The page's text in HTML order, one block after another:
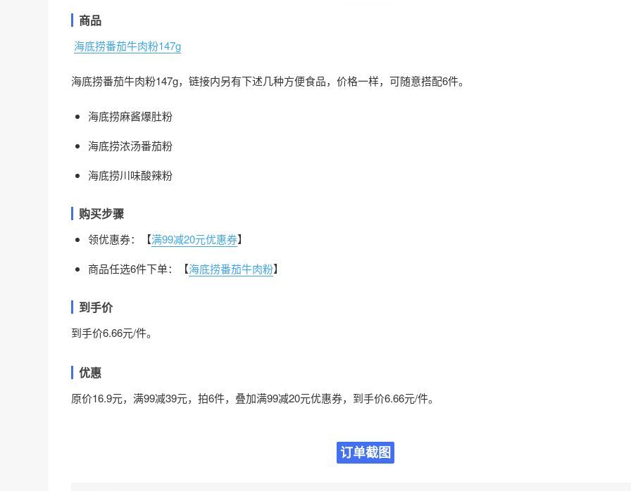
商品
海底捞番茄牛肉粉147g
海底捞番茄牛肉粉147g，链接内另有下述几种方便食品，价格一样，可随意搭配6件。
海底捞麻酱爆肚粉
海底捞浓汤番茄粉
海底捞川味酸辣粉
购买步骤
领优惠券：【满99减20元优惠券】
商品任选6件下单：【海底捞番茄牛肉粉】
到手价
到手价6.66元/件。
优惠
原价16.9元，满99减39元，拍6件，叠加满99减20元优惠券，到手价6.66元/件。
订单截图